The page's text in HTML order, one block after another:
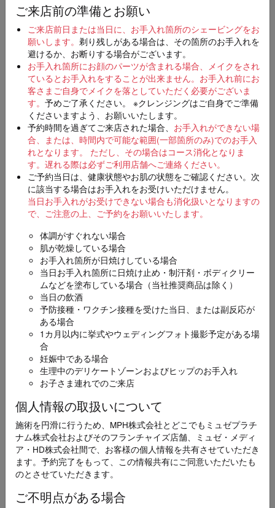
ご来店前の準備とお願い
ご来店前日または当日に、お手入れ箇所のシェービングをお
願いします。 剃り残しがある場合は、その箇所のお手入れを
避けるか、お断りする場合がございます。
お手入れ箇所にお顔のパーツが含まれる場合、メイクをされ
ているとお手入れをすることが出来ません。お手入れ前にお
客さまご自身でメイクを落としていただく必要がございま
す。 予めご了承ください。 ※クレンジングはご自身でご準備
くださいますよう、お願いいたします。
予約時間を過ぎてご来店された場合、 お手入れができない場
合、または、時間内で可能な範囲(一部箇所のみ)でのお手入
れとなります。 ただし、その場合はコース消化となりま
す。 遅れる際は必ずご利用店舗へご連絡ください。
ご予約当日は、健康状態やお肌の状態をご確認ください。次
に該当する場合はお手入れをお受けいただけません。
当日お手入れがお受けできない場合も消化扱いとなりますの
で、ご注意の上、ご予約をお願いいたします。
体調がすぐれない場合
肌が乾燥している場合
お手入れ箇所が日焼けしている場合
当日お手入れ箇所に日焼け止め・制汗剤・ボディクリー
ムなどを塗布している場合（当社推奨商品は除く）
当日の飲酒
予防接種・ワクチン接種を受けた当日、または副反応が
ある場合
1カ月以内に挙式やウェディングフォト撮影予定がある場
合
妊娠中である場合
生理中のデリケートゾーンおよびヒップのお手入れ
お子さま連れでのご来店
個人情報の取扱いについて
施術を円滑に行うため、MPH株式会社とどこでもミュゼプラチ
ナム株式会社およびそのフランチャイズ店舗、ミュゼ・メディ
ア・HD株式会社間で、お客様の個人情報を共有させていただき
ます。予約完了をもって、この情報共有にご同意いただいたも
のとさせていただきます。
ご不明点がある場合
必須 エリア
必須 店舗
必須 ご希望日時第一希望
第三希望（入力は任意）
必須 お名前
必須 ふりがな